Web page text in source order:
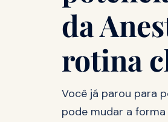
da
rotina
Você já parou para
pode mudar a